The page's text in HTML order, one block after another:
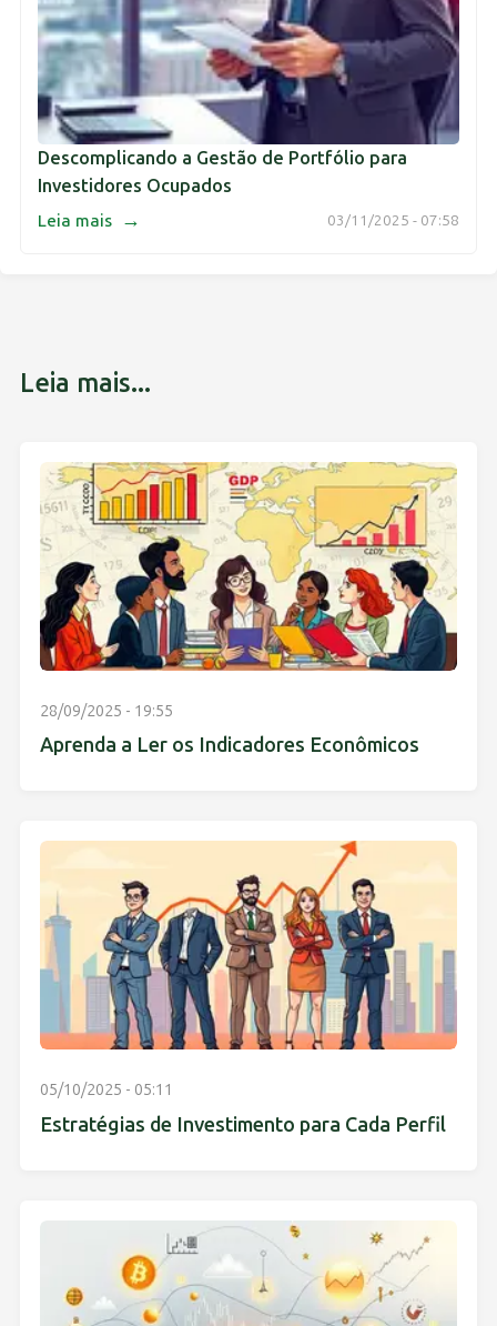
Descomplicando a Gestão de Portfólio para
Investidores Ocupados
03/11/2025 - 07:58
Leia mais →
Leia mais...
28/09/2025 - 19:55
Aprenda a Ler os Indicadores Econômicos
05/10/2025 - 05:11
Estratégias de Investimento para Cada Perfil